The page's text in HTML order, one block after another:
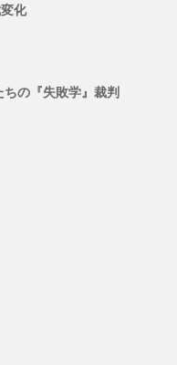
化
の『失敗学』裁判